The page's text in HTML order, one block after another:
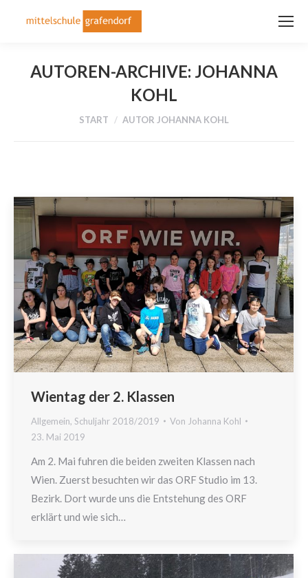
AUTOREN-ARCHIVE: JOHANNA
KOHL
Sie befinden sich hier:
START AUTOR JOHANNA KOHL
Wientag der 2. Klassen
Allgemein, Schuljahr 2018/2019 Von Johanna Kohl
23. Mai 2019
Am 2. Mai fuhren die beiden zweiten Klassen nach
Wien. Zuerst besuchten wir das ORF Studio im 13.
Bezirk. Dort wurde uns die Entstehung des ORF
erklärt und wie sich…